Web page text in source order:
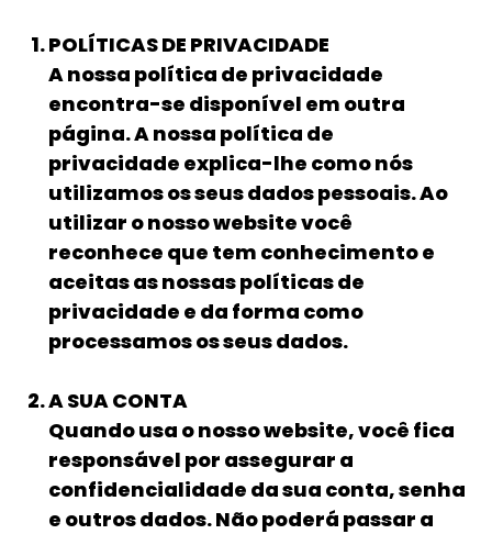
POLÍTICAS DE PRIVACIDADE
A nossa política de privacidade
encontra-se disponível em outra
página. A nossa política de
privacidade explica-lhe como nós
utilizamos os seus dados pessoais. Ao
utilizar o nosso website você
reconhece que tem conhecimento e
aceitas as nossas políticas de
privacidade e da forma como
processamos os seus dados.
A SUA CONTA
Quando usa o nosso website, você fica
responsável por assegurar a
confidencialidade da sua conta, senha
e outros dados. Não poderá passar a